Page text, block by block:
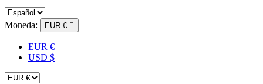
Moneda: EUR € 
EUR €
USD $